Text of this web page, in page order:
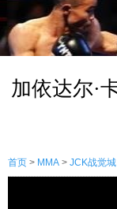
加依达尔·
首页 > MMA > JCK战觉城